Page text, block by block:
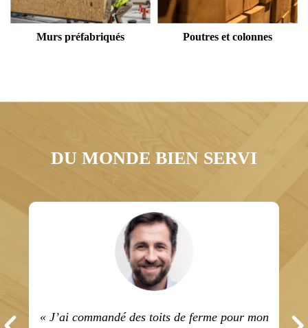
Murs préfabriqués Poutres et colonnes
DU MONDE BIEN SERVI
des toits de ferme pour mon « Service rapide